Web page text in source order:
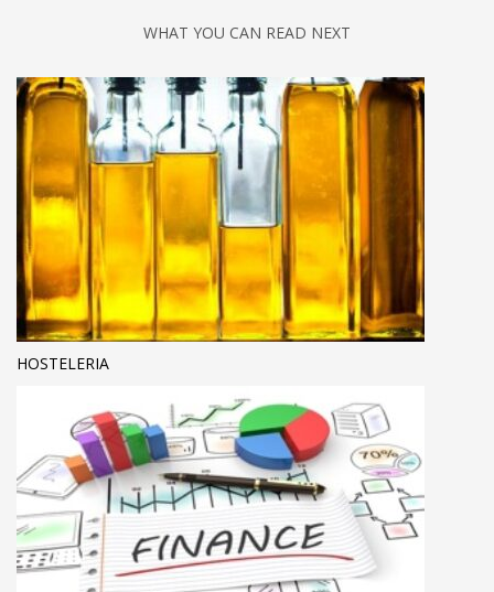
WHAT YOU CAN READ NEXT
HOSTELERIA